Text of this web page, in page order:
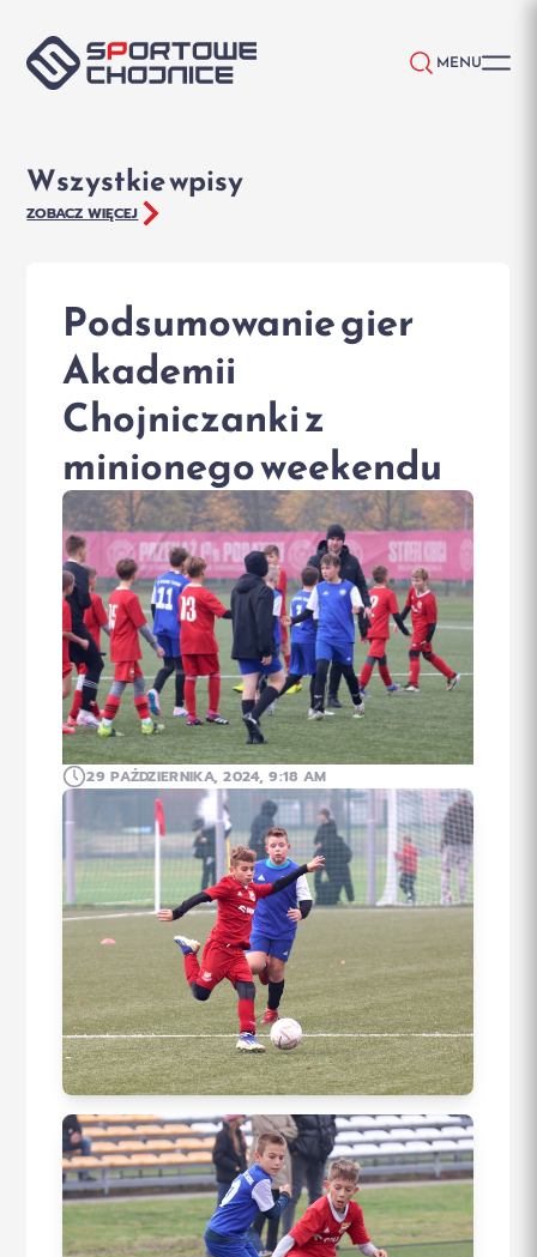
MENU
Wszystkie wpisy
ZOBACZ WIĘCEJ
Podsumowanie gier
Akademii
Chojniczanki z
minionego weekendu
29 PAŹDZIERNIKA, 2024, 9:18 AM